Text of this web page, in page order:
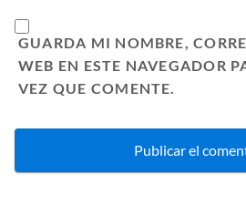
GUARDA MI NOMBRE,
WEB EN ESTE NAVEGADOR
VEZ QUE COMENTE.